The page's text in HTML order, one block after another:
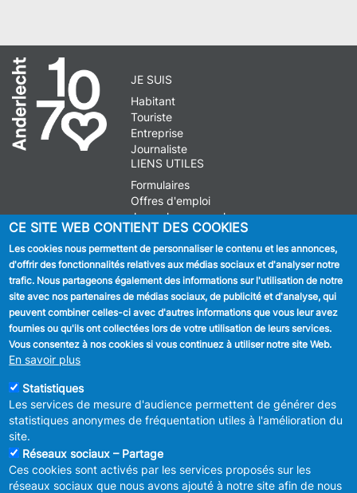
JE SUIS
Habitant
Touriste
Entreprise
Journaliste
LIENS UTILES
Formulaires
Offres d'emploi
Journal communal
Stationnement
SUIVEZ NOUS
Facebook
Linkedin
MENU
Déclaration de confidentialité
CE SITE WEB CONTIENT DES COOKIES
Les cookies nous permettent de personnaliser le contenu et les annonces,
d'offrir des fonctionnalités relatives aux médias sociaux et d'analyser notre
trafic. Nous partageons également des informations sur l'utilisation de notre
site avec nos partenaires de médias sociaux, de publicité et d'analyse, qui
peuvent combiner celles-ci avec d'autres informations que vous leur avez
fournies ou qu'ils ont collectées lors de votre utilisation de leurs services.
Vous consentez à nos cookies si vous continuez à utiliser notre site Web.
En savoir plus
Statistiques
Les services de mesure d'audience permettent de générer des
statistiques anonymes de fréquentation utiles à l'amélioration du
site.
Réseaux sociaux – Partage
Ces cookies sont activés par les services proposés sur les
réseaux sociaux que nous avons ajouté à notre site afin de nous